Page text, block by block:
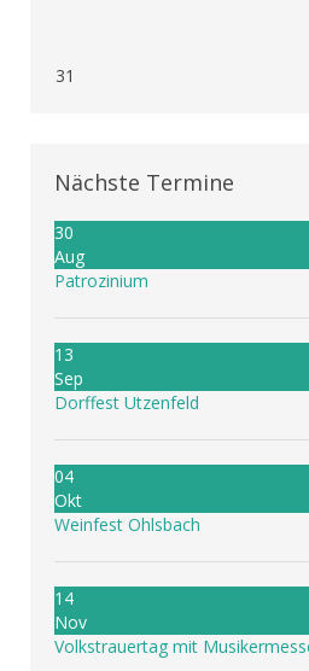
31
Nächste Termine
30
Aug
Patrozinium
13
Sep
Dorffest Utzenfeld
04
Okt
Weinfest Ohlsbach
14
Nov
Volkstrauertag mit